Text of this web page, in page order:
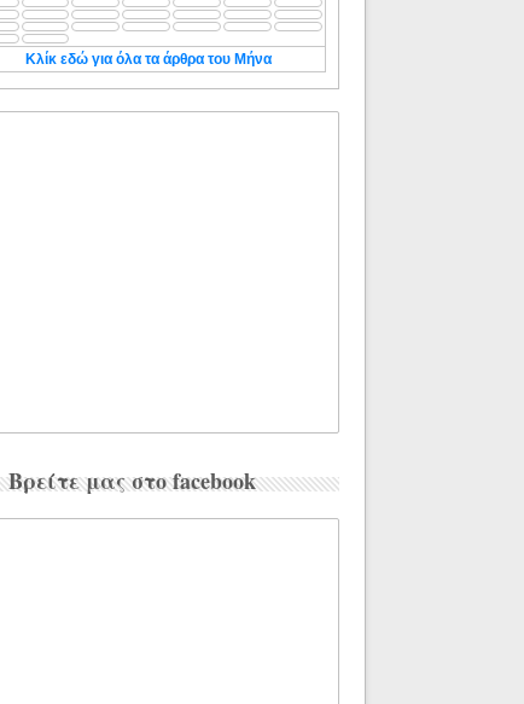
Κλίκ εδώ για όλα τα άρθρα του Μήνα
Βρείτε μας στο facebook